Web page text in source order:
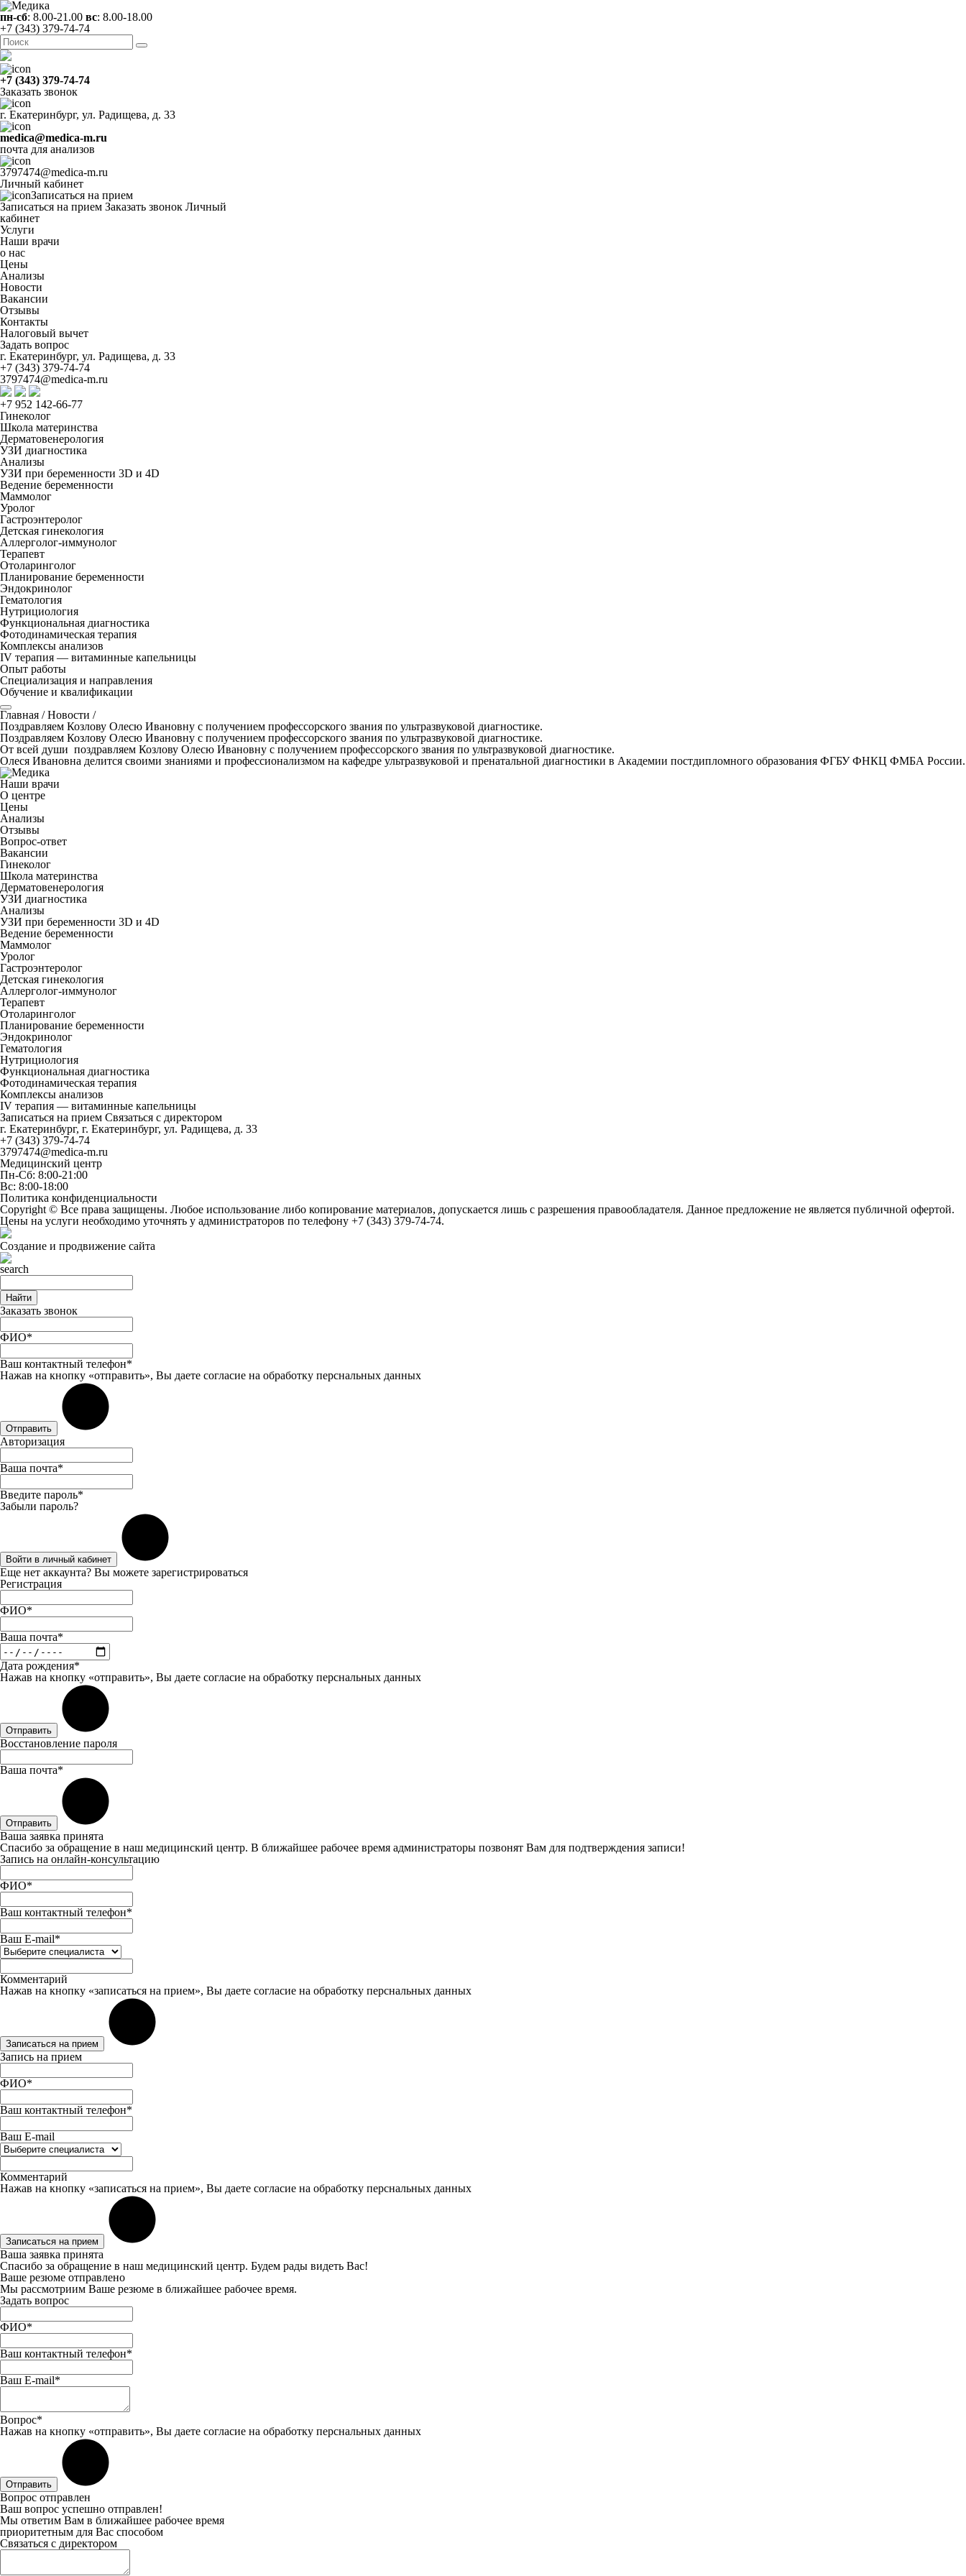
пн-сб: 8.00-21.00 вс: 8.00-18.00
+7 (343) 379-74-74
+7 (343) 379-74-74
Заказать звонок
г. Екатеринбург, ул. Радищева, д. 33
medica@medica-m.ru
почта для анализов
3797474@medica-m.ru
Личный кабинет
Записаться на прием
Записаться на прием Заказать звонок Личный
кабинет
Услуги
Наши врачи
о нас
Цены
Анализы
Новости
Вакансии
Отзывы
Контакты
Налоговый вычет
Задать вопрос
г. Екатеринбург, ул. Радищева, д. 33
+7 (343) 379-74-74
3797474@medica-m.ru
+7 952 142-66-77
Гинеколог
Школа материнства
Дерматовенерология
УЗИ диагностика
Анализы
УЗИ при беременности 3D и 4D
Ведение беременности
Маммолог
Уролог
Гастроэнтеролог
Детская гинекология
Аллерголог-иммунолог
Терапевт
Отоларинголог
Планирование беременности
Эндокринолог
Гематология
Нутрициология
Функциональная диагностика
Фотодинамическая терапия
Комплексы анализов
IV терапия — витаминные капельницы
Опыт работы
Специализация и направления
Обучение и квалификации
Главная /Новости /
Поздравляем Козлову Олесю Ивановну с получением профессорского звания по ультразвуковой диагностике.
Поздравляем Козлову Олесю Ивановну с получением профессорского звания по ультразвуковой диагностике.
От всей души поздравляем Козлову Олесю Ивановну с получением профессорского звания по ультразвуковой диагностике.
Олеся Ивановна делится своими знаниями и профессионализмом на кафедре ультразвуковой и пренатальной диагностики в Академии постдипломного образования ФГБУ ФНКЦ ФМБА России.
Наши врачи
О центре
Цены
Анализы
Отзывы
Вопрос-ответ
Вакансии
Гинеколог
Школа материнства
Дерматовенерология
УЗИ диагностика
Анализы
УЗИ при беременности 3D и 4D
Ведение беременности
Маммолог
Уролог
Гастроэнтеролог
Детская гинекология
Аллерголог-иммунолог
Терапевт
Отоларинголог
Планирование беременности
Эндокринолог
Гематология
Нутрициология
Функциональная диагностика
Фотодинамическая терапия
Комплексы анализов
IV терапия — витаминные капельницы
Записаться на прием Связаться с директором
г. Екатеринбург, г. Екатеринбург, ул. Радищева, д. 33
+7 (343) 379-74-74
3797474@medica-m.ru
Медицинский центр
Пн-Сб: 8:00-21:00
Вс: 8:00-18:00
Политика конфиденциальности
Copyright © Все права защищены. Любое использование либо копирование материалов, допускается лишь с разрешения правообладателя. Данное предложение не является публичной офертой.
Цены на услуги необходимо уточнять у администраторов по телефону +7 (343) 379-74-74.
Создание и продвижение сайта
Найти
Заказать звонок
ФИО*
Ваш контактный телефон*
Нажав на кнопку «отправить», Вы даете согласие на обработку перснальных данных
Отправить
Авторизация
Ваша почта*
Введите пароль*
Забыли пароль?
Войти в личный кабинет
Еще нет аккаунта? Вы можете зарегистрироваться
Регистрация
ФИО*
Ваша почта*
Дата рождения*
Нажав на кнопку «отправить», Вы даете согласие на обработку перснальных данных
Отправить
Восстановление пароля
Ваша почта*
Отправить
Ваша заявка принята
Спасибо за обращение в наш медицинский центр. В ближайшее рабочее время администраторы позвонят Вам для подтверждения записи!
Запись на онлайн-консультацию
ФИО*
Ваш контактный телефон*
Ваш E-mail*
Комментарий
Нажав на кнопку «записаться на прием», Вы даете согласие на обработку перснальных данных
Записаться на прием
Запись на прием
ФИО*
Ваш контактный телефон*
Ваш E-mail
Комментарий
Нажав на кнопку «записаться на прием», Вы даете согласие на обработку перснальных данных
Записаться на прием
Ваша заявка принята
Спасибо за обращение в наш медицинский центр. Будем рады видеть Вас!
Ваше резюме отправлено
Мы рассмотриим Ваше резюме в ближайшее рабочее время.
Задать вопрос
ФИО*
Ваш контактный телефон*
Ваш E-mail*
Вопрос*
Нажав на кнопку «отправить», Вы даете согласие на обработку перснальных данных
Отправить
Вопрос отправлен
Ваш вопрос успешно отправлен!
Мы ответим Вам в ближайшее рабочее время
приоритетным для Вас способом
Связаться с директором